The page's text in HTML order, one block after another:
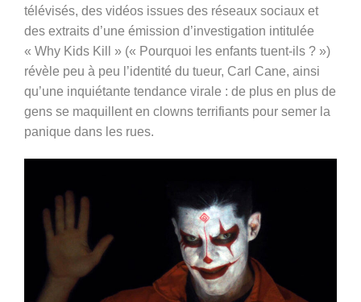
télévisés, des vidéos issues des réseaux sociaux et
des extraits d’une émission d’investigation intitulée
« Why Kids Kill » (« Pourquoi les enfants tuent-ils ? »)
révèle peu à peu l’identité du tueur, Carl Cane, ainsi
qu’une inquiétante tendance virale : de plus en plus de
gens se maquillent en clowns terrifiants pour semer la
panique dans les rues.